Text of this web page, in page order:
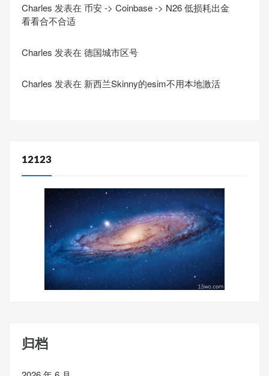
Charles 发表在 币安 -> Coinbase -> N26 低损耗出金
看看合不合适
Charles 发表在 德国城市区号
Charles 发表在 新西兰Skinny的esim不用本地激活
12123
归档